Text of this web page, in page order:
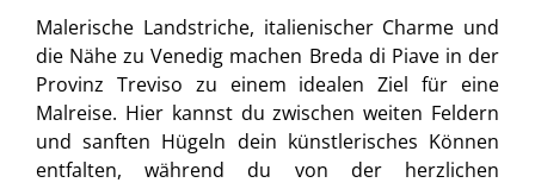
KURSE
ÜBER MICH
KONTAKT
Malerische Landstriche, italienischer Charme und
die Nähe zu Venedig machen Breda di Piave in der
Provinz Treviso zu einem idealen Ziel für eine
Malreise. Hier kannst du zwischen weiten Feldern
und sanften Hügeln dein künstlerisches Können
entfalten, während du von der herzlichen